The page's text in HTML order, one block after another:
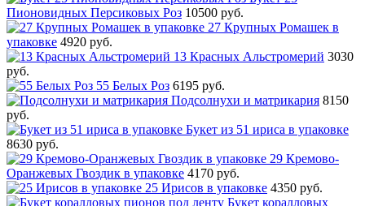
Пионовидных Персиковых Роз 10500 руб.
27 Крупных Ромашек в
упаковке 4920 руб.
13 Красных Альстромерий 3030
руб.
55 Белых Роз 6195 руб.
Подсолнухи и матрикария 8150
руб.
Букет из 51 ириса в упаковке
8630 руб.
29 Кремово-
Оранжевых Гвоздик в упаковке 4170 руб.
25 Ирисов в упаковке 4350 руб.
Букет коралловых